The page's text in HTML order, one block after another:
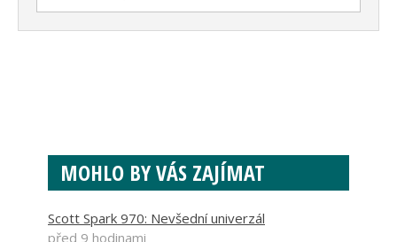
MOHLO BY VÁS ZAJÍMAT
Scott Spark 970: Nevšední univerzál
před 9 hodinami